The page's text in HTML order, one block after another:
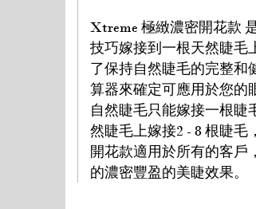
Xtreme 極緻濃密開花款
技巧嫁接到一根天然睫毛
了保持自然睫毛的完整和
算器來確定可應用於您的
自然睫毛只能嫁接一根睫
然睫毛上嫁接2 - 8 根睫
開花款適用於所有的客戶
的濃密豐盈的美睫效果。